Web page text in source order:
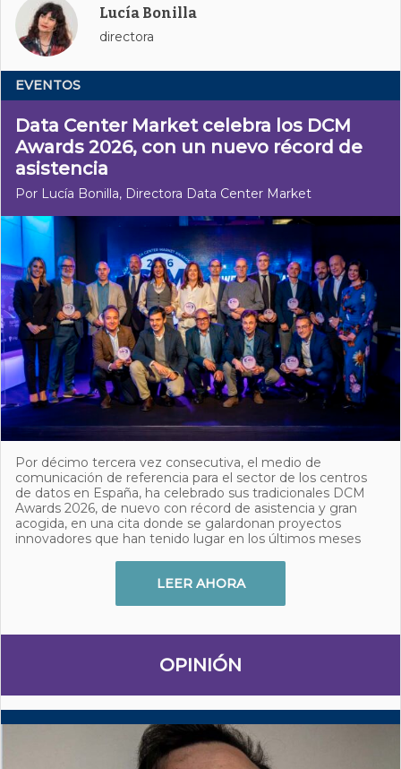
Lucía Bonilla
directora
EVENTOS
Data Center Market celebra los DCM
Awards 2026, con un nuevo récord de
asistencia
Por Lucía Bonilla, Directora Data Center Market
Por décimo tercera vez consecutiva, el medio de
comunicación de referencia para el sector de los centros
de datos en España, ha celebrado sus tradicionales DCM
Awards 2026, de nuevo con récord de asistencia y gran
acogida, en una cita donde se galardonan proyectos
innovadores que han tenido lugar en los últimos meses
LEER AHORA
OPINIÓN